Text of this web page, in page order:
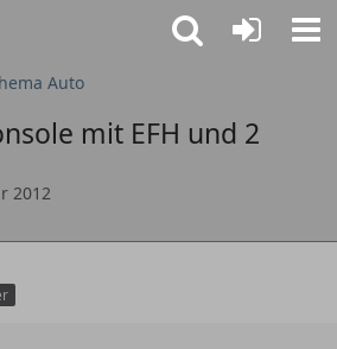
Auto
mit EFH und 2
2012